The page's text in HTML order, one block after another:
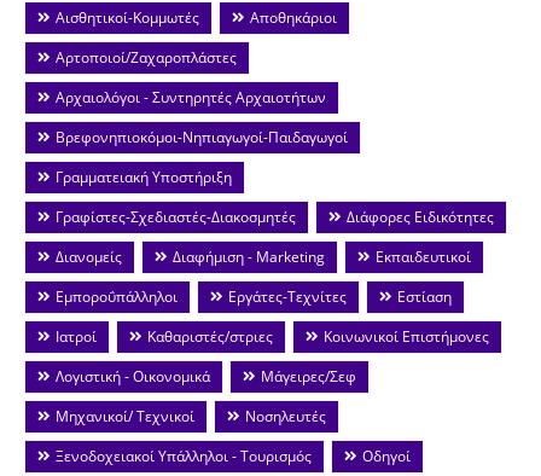
Αισθητικοί-Κομμωτές
Αποθηκάριοι
Αρτοποιοί/Ζαχαροπλάστες
Αρχαιολόγοι - Συντηρητές Αρχαιοτήτων
Βρεφονηπιοκόμοι-Νηπιαγωγοί-Παιδαγωγοί
Γραμματειακή Υποστήριξη
Γραφίστες-Σχεδιαστές-Διακοσμητές
Διάφορες Ειδικότητες
Διανομείς
Διαφήμιση - Marketing
Εκπαιδευτικοί
Εμποροΰπάλληλοι
Εργάτες-Τεχνίτες
Εστίαση
Ιατροί
Καθαριστές/στριες
Κοινωνικοί Επιστήμονες
Λογιστική - Οικονομικά
Μάγειρες/Σεφ
Μηχανικοί/ Τεχνικοί
Νοσηλευτές
Ξενοδοχειακοί Υπάλληλοι - Τουρισμός
Οδηγοί